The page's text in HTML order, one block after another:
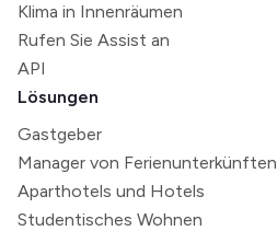
Klima in Innenräumen
Rufen Sie Assist an
API
Lösungen
Gastgeber
Manager von Ferienunterkünften
Aparthotels und Hotels
Studentisches Wohnen